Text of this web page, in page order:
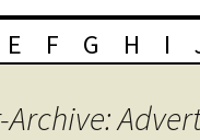
E F G H I